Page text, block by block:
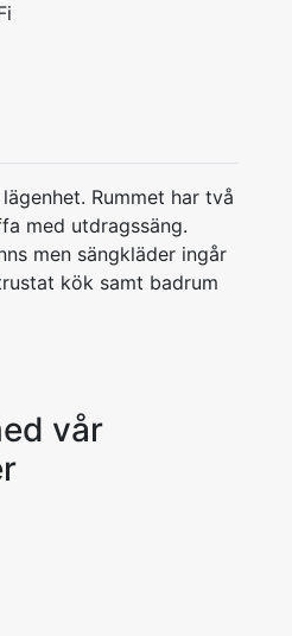
Rummet har två
med utdragssäng.
men sängkläder ingår
kök samt badrum
vår